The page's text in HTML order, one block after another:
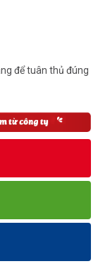
để tuân thủ đúng